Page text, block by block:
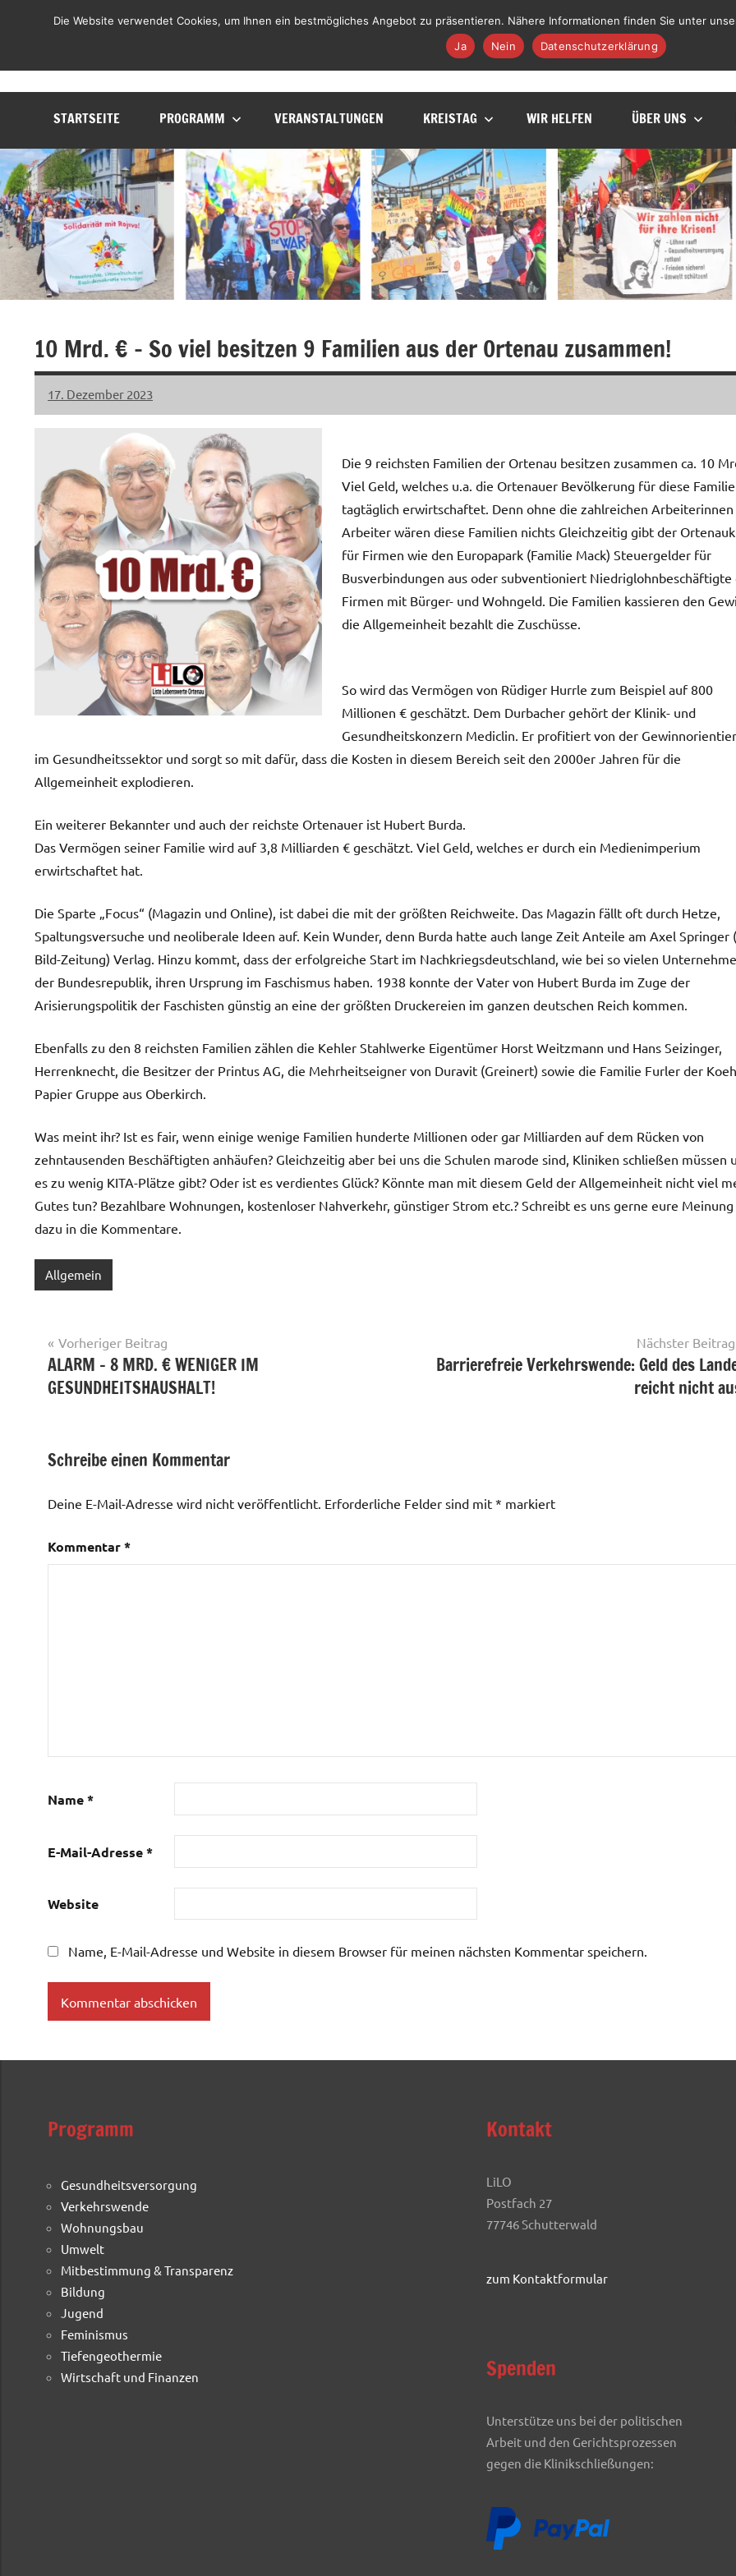
LiLO
Liste
Facebook
Instagram
YouTube
TikTok
Telegram
WhatsApp
E-Mail
STARTSEITE PROGRAMM VERANSTALTUNGEN KREISTAG WIR HELFEN ÜBER UNS
10 Mrd. € – So viel besitzen 9 Familien aus der Ortenau zusammen!
17. Dezember 2023
LiLO
Keine
Die 9 reichsten Familien der Ortenau besitzen zusammen ca. 10
Viel Geld, welches u.a. die Ortenauer Bevölkerung für diese
tagtäglich erwirtschaftet. Denn ohne die zahlreichen
Arbeiter wären diese Familien nichts Gleichzeitig gibt der
für Firmen wie den Europapark (Familie Mack) Steuergelder für
Busverbindungen aus oder subventioniert Niedriglohnbeschäftigte
Firmen mit Bürger- und Wohngeld. Die Familien kassieren den
die Allgemeinheit bezahlt die Zuschüsse.
So wird das Vermögen von Rüdiger Hurrle zum Beispiel auf 800
Millionen € geschätzt. Dem Durbacher gehört der Klinik- und
Gesundheitskonzern Mediclin. Er profitiert von der
im Gesundheitssektor und sorgt so mit dafür, dass die Kosten in diesem Bereich seit den 2000er Jahren für die
Allgemeinheit explodieren.
Ein weiterer Bekannter und auch der reichste Ortenauer ist Hubert Burda.
Das Vermögen seiner Familie wird auf 3,8 Milliarden € geschätzt. Viel Geld, welches er durch ein Medienimperium
erwirtschaftet hat.
Die Sparte „Focus“ (Magazin und Online), ist dabei die mit der größten Reichweite. Das Magazin fällt oft durch Hetze,
Spaltungsversuche und neoliberale Ideen auf. Kein Wunder, denn Burda hatte auch lange Zeit Anteile am Axel Springer
Bild-Zeitung) Verlag. Hinzu kommt, dass der erfolgreiche Start im Nachkriegsdeutschland, wie bei so vielen
der Bundesrepublik, ihren Ursprung im Faschismus haben. 1938 konnte der Vater von Hubert Burda im Zuge der
Arisierungspolitik der Faschisten günstig an eine der größten Druckereien im ganzen deutschen Reich kommen.
Ebenfalls zu den 8 reichsten Familien zählen die Kehler Stahlwerke Eigentümer Horst Weitzmann und Hans Seizinger,
Herrenknecht, die Besitzer der Printus AG, die Mehrheitseigner von Duravit (Greinert) sowie die Familie Furler der
Papier Gruppe aus Oberkirch.
Was meint ihr? Ist es fair, wenn einige wenige Familien hunderte Millionen oder gar Milliarden auf dem Rücken von
zehntausenden Beschäftigten anhäufen? Gleichzeitig aber bei uns die Schulen marode sind, Kliniken schließen müssen
es zu wenig KITA-Plätze gibt? Oder ist es verdientes Glück? Könnte man mit diesem Geld der Allgemeinheit nicht viel
Gutes tun? Bezahlbare Wohnungen, kostenloser Nahverkehr, günstiger Strom etc.? Schreibt es uns gerne eure Meinung
dazu in die Kommentare.
Allgemein
Vorheriger Beitrag
ALARM – 8 MRD. € WENIGER IM
GESUNDHEITSHAUSHALT!
Nächster Beitrag
Barrierefreie Verkehrswende: Geld des
reicht nicht
Schreibe einen Kommentar
Deine E-Mail-Adresse wird nicht veröffentlicht. Erforderliche Felder sind mit * markiert
Kommentar*
Name*
E-Mail-Adresse*
Website
Name, E-Mail-Adresse und Website in diesem Browser für meinen nächsten Kommentar speichern.
Programm
Gesundheitsversorgung
Verkehrswende
Wohnungsbau
Umwelt
Mitbestimmung & Transparenz
Bildung
Jugend
Feminismus
Tiefengeothermie
Wirtschaft und Finanzen
Kontakt
LiLO
Postfach 27
77746 Schutterwald
zum Kontaktformular
Spenden
Unterstütze uns bei der politischen
Arbeit und den Gerichtsprozessen
gegen die Klinikschließungen:
Die Website verwendet Cookies, um Ihnen ein bestmögliches Angebot zu präsentieren. Nähere Informationen finden Sie unter
Ja
Nein Datenschutzerklärung